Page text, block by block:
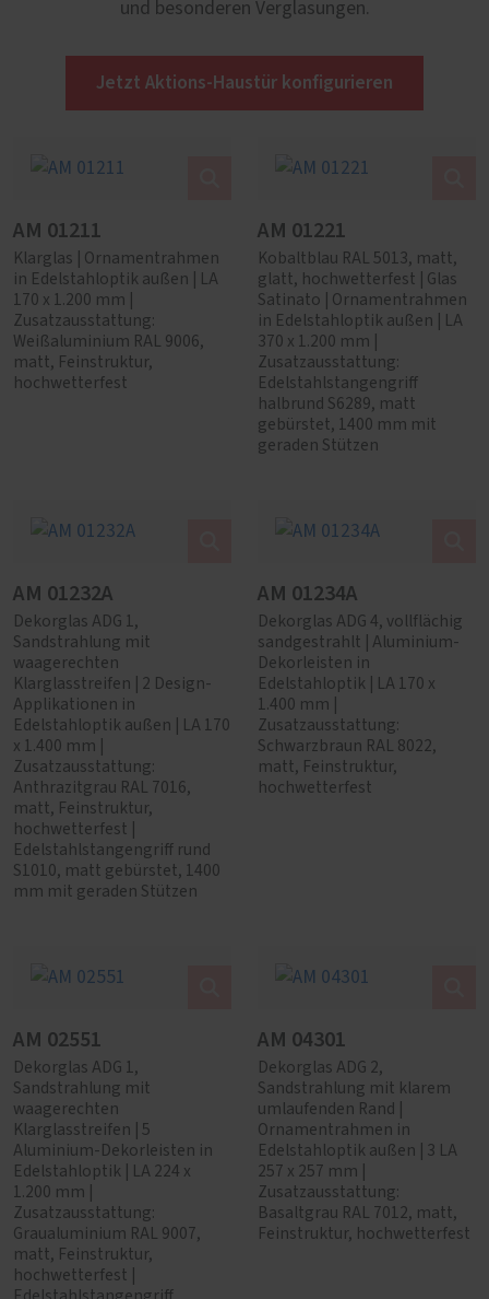
und besonderen Verglasungen.
Jetzt Aktions-Haustür konfigurieren
AM 01211
Klarglas | Ornamentrahmen
in Edelstahloptik außen | LA
170 x 1.200 mm |
Zusatzausstattung:
Weißaluminium RAL 9006,
matt, Feinstruktur,
hochwetterfest
AM 01221
Kobaltblau RAL 5013, matt,
glatt, hochwetterfest | Glas
Satinato | Ornamentrahmen
in Edelstahloptik außen | LA
370 x 1.200 mm |
Zusatzausstattung:
Edelstahlstangengriff
halbrund S6289, matt
gebürstet, 1400 mm mit
geraden Stützen
AM 01232A
Dekorglas ADG 1,
Sandstrahlung mit
waagerechten
Klarglasstreifen | 2 Design-
Applikationen in
Edelstahloptik außen | LA 170
x 1.400 mm |
Zusatzausstattung:
Anthrazitgrau RAL 7016,
matt, Feinstruktur,
hochwetterfest |
Edelstahlstangengriff rund
S1010, matt gebürstet, 1400
mm mit geraden Stützen
AM 01234A
Dekorglas ADG 4, vollflächig
sandgestrahlt | Aluminium-
Dekorleisten in
Edelstahloptik | LA 170 x
1.400 mm |
Zusatzausstattung:
Schwarzbraun RAL 8022,
matt, Feinstruktur,
hochwetterfest
AM 02551
Dekorglas ADG 1,
Sandstrahlung mit
waagerechten
Klarglasstreifen | 5
Aluminium-Dekorleisten in
Edelstahloptik | LA 224 x
1.200 mm |
Zusatzausstattung:
Graualuminium RAL 9007,
matt, Feinstruktur,
hochwetterfest |
AM 04301
Dekorglas ADG 2,
Sandstrahlung mit klarem
umlaufenden Rand |
Ornamentrahmen in
Edelstahloptik außen | 3 LA
257 x 257 mm |
Zusatzausstattung:
Basaltgrau RAL 7012, matt,
Feinstruktur, hochwetterfest